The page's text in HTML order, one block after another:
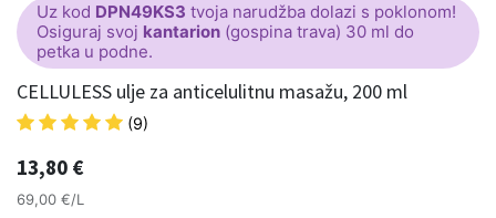
Uz kod DPN49KS3 tvoja narudžba dolazi s poklonom!
Osiguraj svoj kantarion (gospina trava) 30 ml do
petka u podne.
CELLULESS ulje za anticelulitnu masažu, 200 ml
(9)
13,80 €
69,00 €/L